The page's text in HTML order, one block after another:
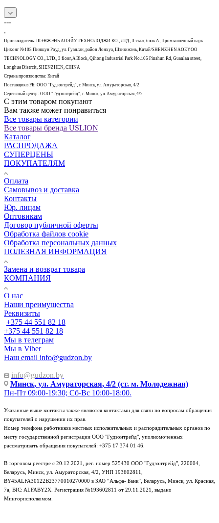
---
.
Производитель: ШЭНЖЭНЬ АОЭЙУ ТЕХНОЛОДЖИ КО., ЛТД., 3 этаж, блок А, Промышленный парк
Цихонг №105 Пиншун Роуд, ул. Гуанлан, район Лонхуа, Шэньчжэнь, Китай/SHENZHEN AOEYOO
TECHNOLOGY CO., LTD., 3 floor, A Block, Qihong Industrial Park No.105 Pinshun Rd, Guanlan street,
Longhua Distrcit, SHENZHEN, CHINA
Страна производства: Китай
Поставщик в РБ: ООО "Гудзонтрейд", г. Минск, ул. Амураторская, 4/2
Сервисный центр: ООО "Гудзонтрейд", г. Минск, ул. Амураторская, 4/2
С этим товаром покупают
Вам также может понравиться
Все товары категории
Все товары бренда USLION
Каталог
РАСПРОДАЖА
СУПЕРЦЕНЫ
ПОКУПАТЕЛЯМ
Оплата
Самовывоз и доставка
Контакты
Юр. лицам
Оптовикам
Договор публичной оферты
Обработка файлов cookie
Обработка персональных данных
ПОЛЕЗНАЯ ИНФОРМАЦИЯ
Замена и возврат товара
КОМПАНИЯ
О нас
Наши преимущества
Реквизиты
+375 44 551 82 18
+375 44 551 82 18
Мы в телеграм
Мы в Viber
Наш email info@gudzon.by
info@gudzon.by
Минск, ул. Амураторская, 4/2 (ст. м. Молодежная)
Пн-Пт 09:00-19:30; Сб-Вс 10:00-18:00.
Указанные выше контакты также являются контактами для связи по вопросам обращения
покупателей о нарушении их прав.
Номер телефона работников местных исполнительных и распорядительных органов по
месту государственной регистрации ООО "Гудзонтрейд", уполномоченных
рассматривать обращения покупателей: +375 17 374 01 46.
В торговом реестре с 20.12.2021, рег. номер 525430 ООО "Гудзонтрейд", 220004,
Беларусь, Минск, ул. Амураторская, 4/2, УНП 193602811,
BY45ALFA30122B23770010270000 в ЗАО “Альфа- Банк”, Беларусь, Минск, ул. Красная,
7а, BIC: ALFABY2X. Регистрация №193602811 от 29.11.2021, выдано
Мингорисполкомом.